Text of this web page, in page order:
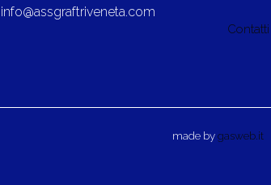
info@assgraftriveneta.com
Contatti
made bygasweb.it